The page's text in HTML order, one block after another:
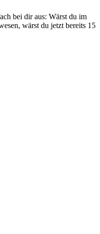
bei dir aus: Wärst du im
wärst du jetzt bereits 15